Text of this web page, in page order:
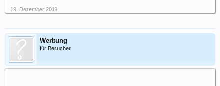
19. Dezember 2019
Werbung
für Besucher